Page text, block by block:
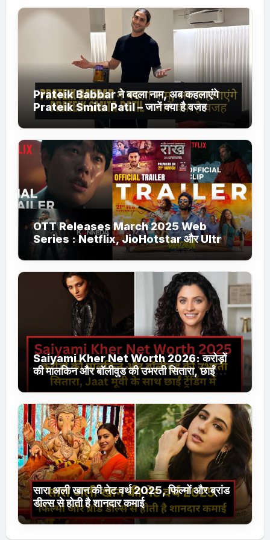
Prateik Babbar ने बदला नाम, अब कहलाएंगे
Prateik Smita Patil – जानें क्या है वजह
OTT Releases March 2025 Web
Series : Netflix, JioHotstar और Ultra
Jhakaas पर नई वेब सीरीज और फिल्में
Saiyami Kher Net Worth 2026: करोड़ों
की मालकिन और बॉलीवुड की उभरती सितारा, छाईं
ट्रेंडिंग में
सारा अली खान की नेट वर्थ 2025, फिल्मों और ब्रांड
डील्स से होती है शानदार कमाई